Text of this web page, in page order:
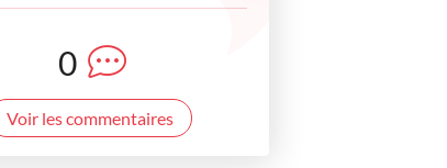
0
Voir les commentaires